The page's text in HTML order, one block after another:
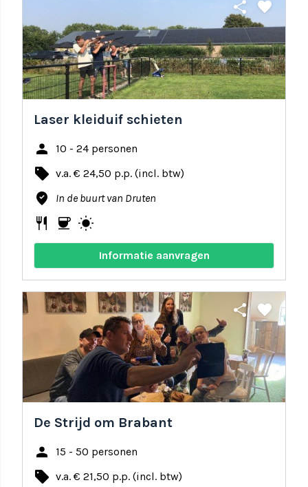
share favorite
Laser kleiduif schieten
person 10 - 24 personen
local_offer v.a. € 24,50 p.p. (incl. btw)
where_to_vote In de buurt van Druten
restaurant coffee wb_sunny
Informatie aanvragen
share favorite
De Strijd om Brabant
person 15 - 50 personen
local_offer v.a. € 21,50 p.p. (incl. btw)